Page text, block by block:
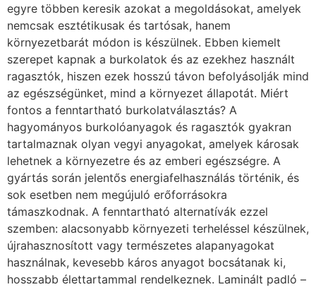
egyre többen keresik azokat a megoldásokat, amelyek
nemcsak esztétikusak és tartósak, hanem
környezetbarát módon is készülnek. Ebben kiemelt
szerepet kapnak a burkolatok és az ezekhez használt
ragasztók, hiszen ezek hosszú távon befolyásolják mind
az egészségünket, mind a környezet állapotát. Miért
fontos a fenntartható burkolatválasztás? A
hagyományos burkolóanyagok és ragasztók gyakran
tartalmaznak olyan vegyi anyagokat, amelyek károsak
lehetnek a környezetre és az emberi egészségre. A
gyártás során jelentős energiafelhasználás történik, és
sok esetben nem megújuló erőforrásokra
támaszkodnak. A fenntartható alternatívák ezzel
szemben: alacsonyabb környezeti terheléssel készülnek,
újrahasznosított vagy természetes alapanyagokat
használnak, kevesebb káros anyagot bocsátanak ki,
hosszabb élettartammal rendelkeznek. Laminált padló –